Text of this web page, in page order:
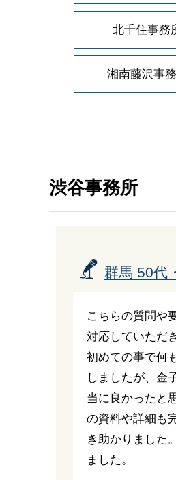
北千住事務
湘南藤沢事
渋谷事務所
群馬 50代
こちらの質問や
対応していただ
初めての事で何
しましたが、金
当に良かったと
の資料や詳細も
き助かりました
ました。